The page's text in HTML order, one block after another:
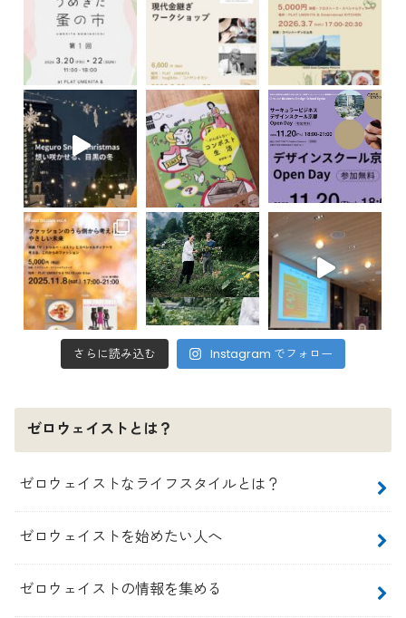
さらに読み込む Instagram でフォロー
ゼロウェイストとは？
ゼロウェイストなライフスタイルとは？
ゼロウェイストを始めたい人へ
ゼロウェイストの情報を集める